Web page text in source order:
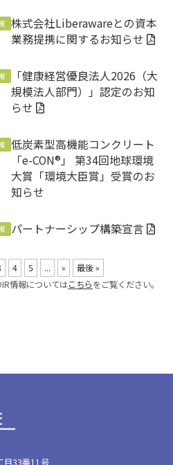
株式会社Liberawareとの資本
業務提携に関するお知らせ
「健康経営優良法人2026（大
規模法人部門）」認定のお知
らせ
低炭素型高機能コンクリート
「e-CON®」 第34回地球環境
大賞「環境大臣賞」受賞のお
知らせ
パートナーシップ構築宣言
4 5 ... »
最後 »
情報についてはこちらをご覧ください。
33番11号